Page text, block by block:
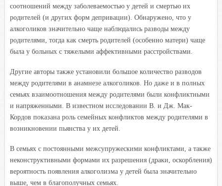
соотношений между заболеваемостью у детей и смертью их
родителей (и других форм депривации). Обнаружено, что у
алкоголиков значительно чаще наблюдались разводы между
родителями, тогда как смерть родителей (особенно матери) чаще
была у больных с тяжелыми аффективными расстройствами.
Другие авторы также установили большое количество разводов
между родителями в анамнезе алкоголиков. Но даже и в полных
семьях взаимоотношения между родителями были конфликтными
и напряженными. В известном исследовании В. и Дж. Мак-
Кордов показана роль семейных конфликтов между родителями в
возникновении пьянства у их детей.
В семьях с постоянными межсупружескими конфликтами, а также
неконструктивными формами их разрешения (драки, оскорбления)
вероятность появления алкоголизма у детей была значительно
выше, чем в благополучных семьях.